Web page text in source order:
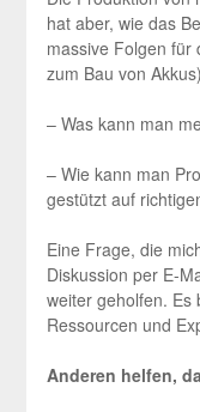
hat aber, wie das
massive Folgen für
zum Bau von
– Was kann man
– Wie kann man
gestützt auf
Eine Frage, die
Diskussion per E-
weiter geholfen. Es
Ressourcen und
Anderen helfen,